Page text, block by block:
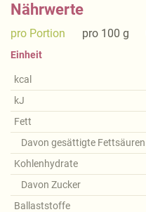
Nährwerte
pro Portion pro 100 g
Einheit
kcal
kJ
Fett
Davon gesättigte Fettsäuren
Kohlenhydrate
Davon Zucker
Ballaststoffe